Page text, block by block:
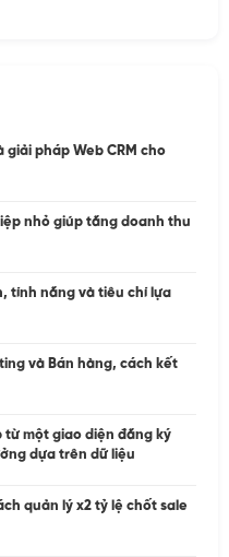
giải pháp Web CRM cho
nhỏ giúp tăng doanh thu
tính năng và tiêu chí lựa
và Bán hàng, cách kết
từ một giao diện đăng ký
dựa trên dữ liệu
quản lý x2 tỷ lệ chốt sale